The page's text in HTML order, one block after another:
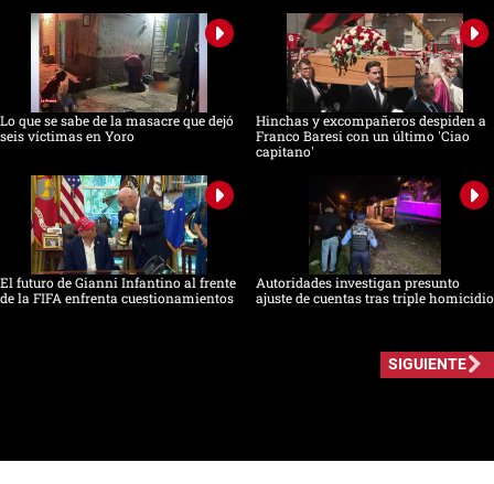
Lo que se sabe de la masacre que dejó
seis víctimas en Yoro
Hinchas y excompañeros despiden a
Franco Baresi con un último 'Ciao
capitano'
El futuro de Gianni Infantino al frente
de la FIFA enfrenta cuestionamientos
Autoridades investigan presunto
ajuste de cuentas tras triple homicidio
SIGUIENTE